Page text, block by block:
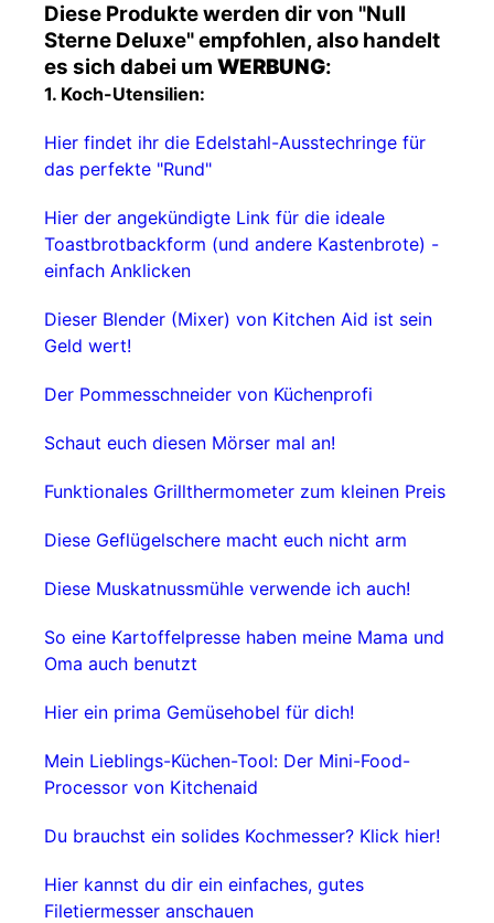
Diese Produkte werden dir von "Null
Sterne Deluxe" empfohlen, also handelt
es sich dabei um WERBUNG:
1. Koch-Utensilien:
Hier findet ihr die Edelstahl-Ausstechringe für
das perfekte "Rund"
Hier der angekündigte Link für die ideale
Toastbrotbackform (und andere Kastenbrote) -
einfach Anklicken
Dieser Blender (Mixer) von Kitchen Aid ist sein
Geld wert!
Der Pommesschneider von Küchenprofi
Schaut euch diesen Mörser mal an!
Funktionales Grillthermometer zum kleinen Preis
Diese Geflügelschere macht euch nicht arm
Diese Muskatnussmühle verwende ich auch!
So eine Kartoffelpresse haben meine Mama und
Oma auch benutzt
Hier ein prima Gemüsehobel für dich!
Mein Lieblings-Küchen-Tool: Der Mini-Food-
Processor von Kitchenaid
Du brauchst ein solides Kochmesser? Klick hier!
Hier kannst du dir ein einfaches, gutes
Filetiermesser anschauen